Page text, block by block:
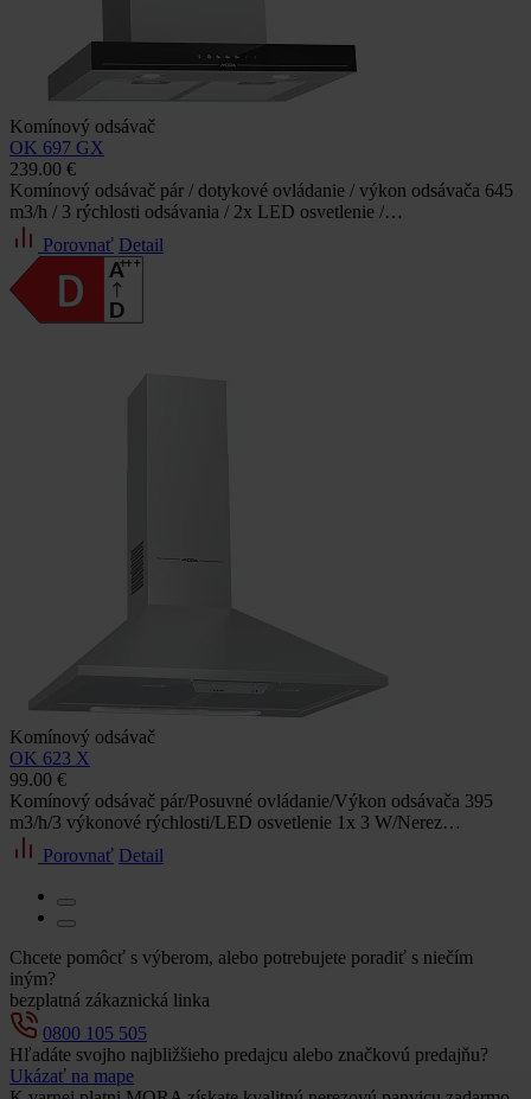
Komínový odsávač
OK 697 GX
239.00 €
Komínový odsávač pár / dotykové ovládanie / výkon odsávača 645
m3/h / 3 rýchlosti odsávania / 2x LED osvetlenie /…
Porovnať Detail
Komínový odsávač
OK 623 X
99.00 €
Komínový odsávač pár/Posuvné ovládanie/Výkon odsávača 395
m3/h/3 výkonové rýchlosti/LED osvetlenie 1x 3 W/Nerez…
Porovnať Detail
Chcete pomôcť s výberom, alebo potrebujete poradiť s niečím
iným?
bezplatná zákaznická linka
0800 105 505
Hľadáte svojho najbližšieho predajcu alebo značkovú predajňu?
Ukázať na mape